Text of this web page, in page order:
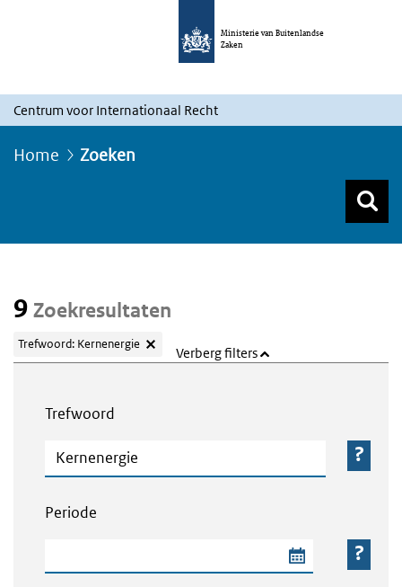
Ministerie van Buitenlandse
Zaken
Centrum voor Internationaal Recht
Home Zoeken
9 Zoekresultaten
Trefwoord: Kernenergie
Verberg filters
Trefwoord
Trefwoord
Periode